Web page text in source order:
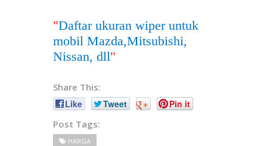
"Daftar ukuran wiper untuk
mobil Mazda,Mitsubishi,
Nissan, dll"
Share This:
Like
Tweet +
Pin it
Post Tags:
HARGA